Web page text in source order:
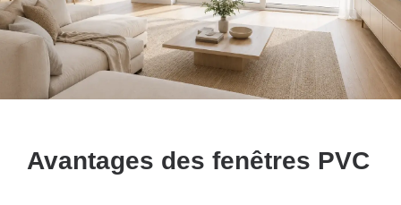
Avantages des fenêtres PVC